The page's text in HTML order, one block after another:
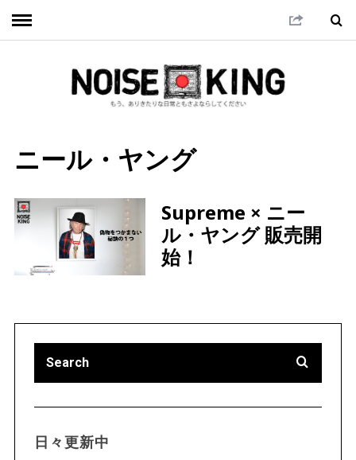
ニール・ヤング
Supreme × ニー
ル・ヤング 販売開
始！
日々更新中